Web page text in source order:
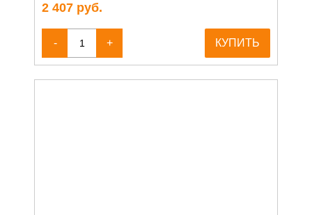
2 407 руб.
- + КУПИТЬ